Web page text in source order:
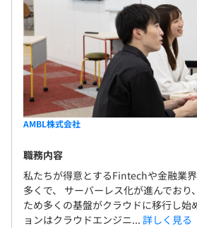
AMBL株式会社
職務内容
私たちが得意とするFintechや金融業
多くで、 サーバーレス化が進んでおり
ため多くの基盤がクラウドに移行し始
ョンはクラウドエンジニ... 詳しく見る